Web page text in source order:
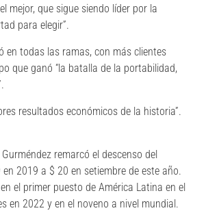
mejor, que sigue siendo líder por la
para elegir”.
en todas las ramas, con más clientes
que ganó “la batalla de la portabilidad,
resultados económicos de la historia”.
remarcó el descenso del
2019 a $ 20 en setiembre de este año.
el primer puesto de América Latina en el
en 2022 y en el noveno a nivel mundial.